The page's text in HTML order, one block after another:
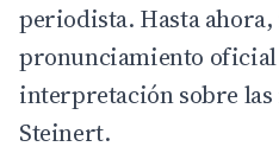
periodista. Hasta ahora,
pronunciamiento oficial
interpretación sobre las
Steinert.